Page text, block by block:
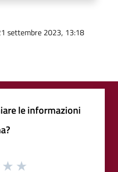
settembre 2023, 13:18
le informazioni